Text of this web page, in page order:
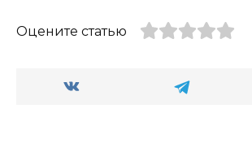
Оцените статью